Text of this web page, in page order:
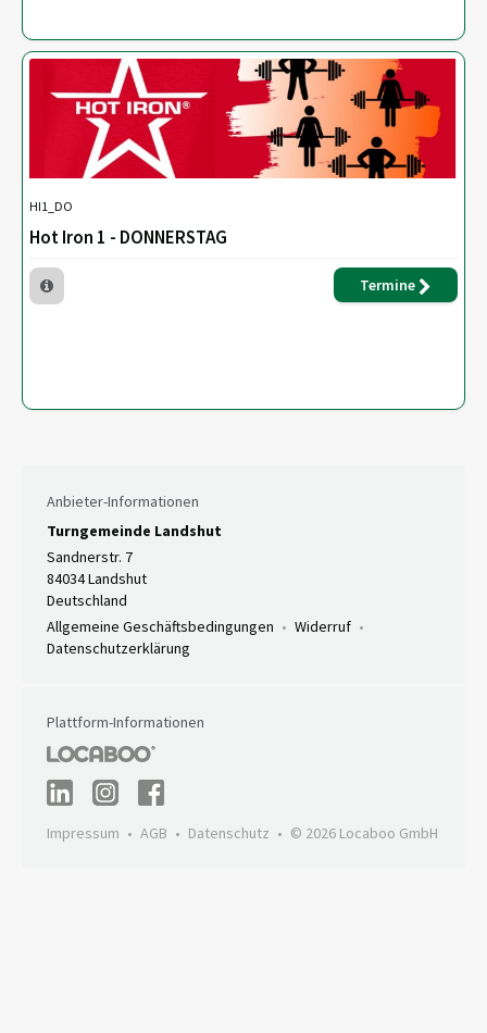
HI1_DO
Hot Iron 1 - DONNERSTAG
Termine
Anbieter-Informationen
Turngemeinde Landshut
Sandnerstr. 7
84034 Landshut
Deutschland
Allgemeine Geschäftsbedingungen
Widerruf
Datenschutzerklärung
Plattform-Informationen
Impressum AGB Datenschutz © 2026 Locaboo GmbH